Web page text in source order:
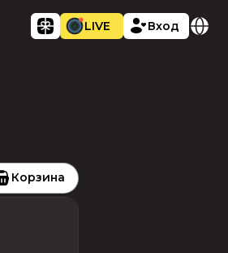
LIVE Вход
Корзина